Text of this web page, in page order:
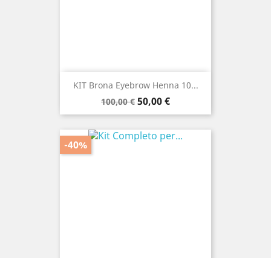
KIT Brona Eyebrow Henna 10...
Prezzo
base
100,00 € Prezzo
50,00 €
-40%